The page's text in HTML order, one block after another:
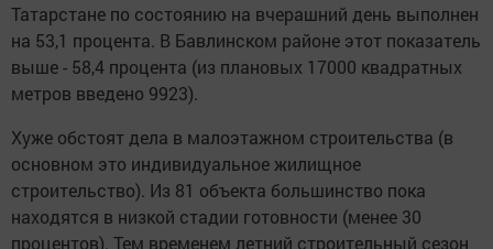
Татарстане по состоянию на вчерашний день выполнен
на 53,1 процента. В Бавлинском районе этот показатель
выше - 58,4 процента (из плановых 17000 квадратных
метров введено 9923).
Хуже обстоят дела в малоэтажном строительства (в
основном это индивидуальное жилищное
строительство). Из 81 объекта большинство пока
находятся в низкой стадии готовности (менее 30
процентов). Тем временем летний строительный сезон